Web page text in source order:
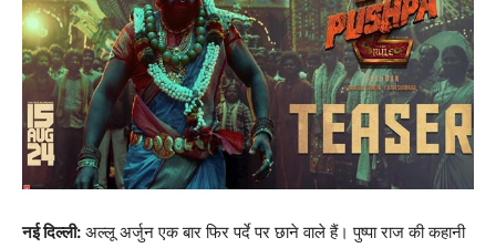
नई दिल्ली: अल्लू अर्जुन एक बार फिर पर्दे पर छाने वाले हैं। पुष्पा राज की कहानी